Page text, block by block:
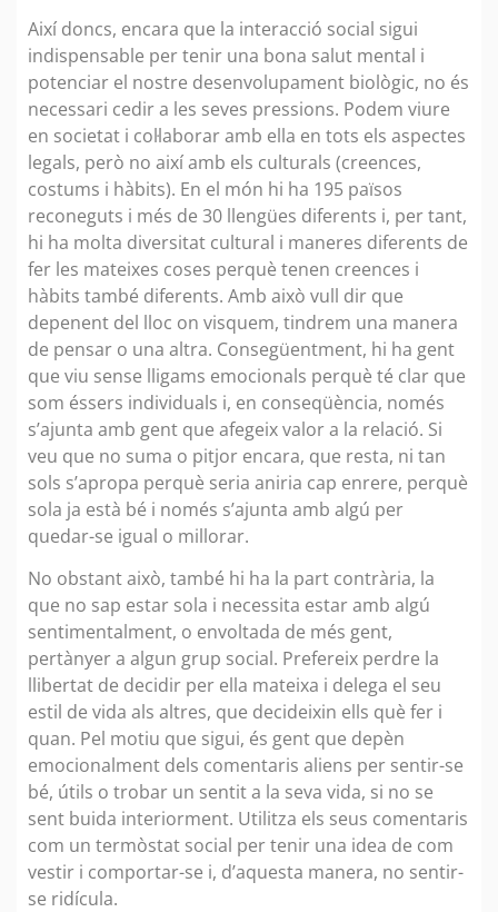
Així doncs, encara que la interacció social sigui
indispensable per tenir una bona salut mental i
potenciar el nostre desenvolupament biològic, no és
necessari cedir a les seves pressions. Podem viure
en societat i col·laborar amb ella en tots els aspectes
legals, però no així amb els culturals (creences,
costums i hàbits). En el món hi ha 195 països
reconeguts i més de 30 llengües diferents i, per tant,
hi ha molta diversitat cultural i maneres diferents de
fer les mateixes coses perquè tenen creences i
hàbits també diferents. Amb això vull dir que
depenent del lloc on visquem, tindrem una manera
de pensar o una altra. Consegüentment, hi ha gent
que viu sense lligams emocionals perquè té clar que
som éssers individuals i, en conseqüència, només
s’ajunta amb gent que afegeix valor a la relació. Si
veu que no suma o pitjor encara, que resta, ni tan
sols s’apropa perquè seria aniria cap enrere, perquè
sola ja està bé i només s’ajunta amb algú per
quedar-se igual o millorar.
No obstant això, també hi ha la part contrària, la
que no sap estar sola i necessita estar amb algú
sentimentalment, o envoltada de més gent,
pertànyer a algun grup social. Prefereix perdre la
llibertat de decidir per ella mateixa i delega el seu
estil de vida als altres, que decideixin ells què fer i
quan. Pel motiu que sigui, és gent que depèn
emocionalment dels comentaris aliens per sentir-se
bé, útils o trobar un sentit a la seva vida, si no se
sent buida interiorment. Utilitza els seus comentaris
com un termòstat social per tenir una idea de com
vestir i comportar-se i, d’aquesta manera, no sentir-
se ridícula.